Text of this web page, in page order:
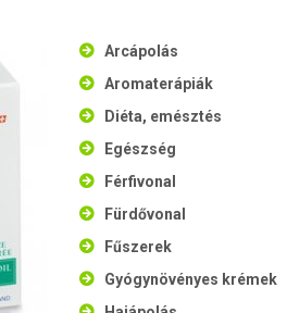
Arcápolás
Aromaterápiák
Diéta, emésztés
Egészség
Férfivonal
Fürdővonal
Fűszerek
Gyógynövényes krémek